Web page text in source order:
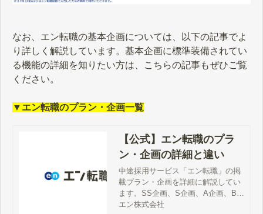
なお、エン転職の基本企画については、以下の記事でよ
り詳しく解説しています。基本企画に標準装備されてい
る機能の詳細を知りたい方は、こちらの記事もぜひご覧
ください。
▼エン転職のプラン・企画一覧
【公式】エン転職のプラ
ン・企画の詳細と違い
中途採用サービス「エン転職」の掲
載プラン・企画を詳細に解説してい
ます。SS企画、S企画、A企画、B企
画、C企画まで5つあるプランの違い
エン株式会社